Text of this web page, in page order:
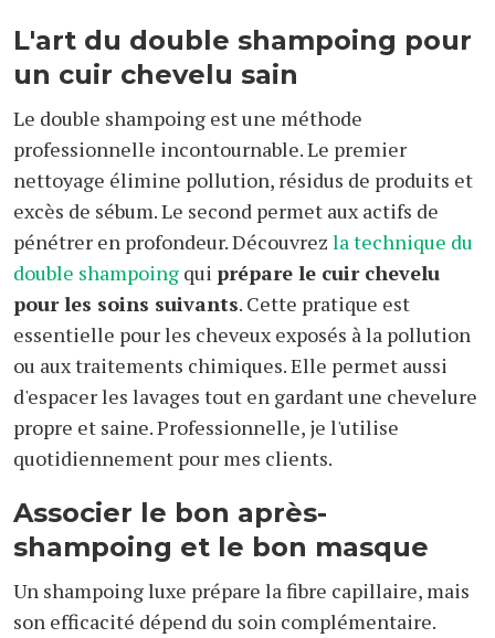
L'art du double shampoing pour
un cuir chevelu sain
Le double shampoing est une méthode
professionnelle incontournable. Le premier
nettoyage élimine pollution, résidus de produits et
excès de sébum. Le second permet aux actifs de
pénétrer en profondeur. Découvrez la technique du
double shampoing qui prépare le cuir chevelu
pour les soins suivants. Cette pratique est
essentielle pour les cheveux exposés à la pollution
ou aux traitements chimiques. Elle permet aussi
d'espacer les lavages tout en gardant une chevelure
propre et saine. Professionnelle, je l'utilise
quotidiennement pour mes clients.
Associer le bon après-
shampoing et le bon masque
Un shampoing luxe prépare la fibre capillaire, mais
son efficacité dépend du soin complémentaire.